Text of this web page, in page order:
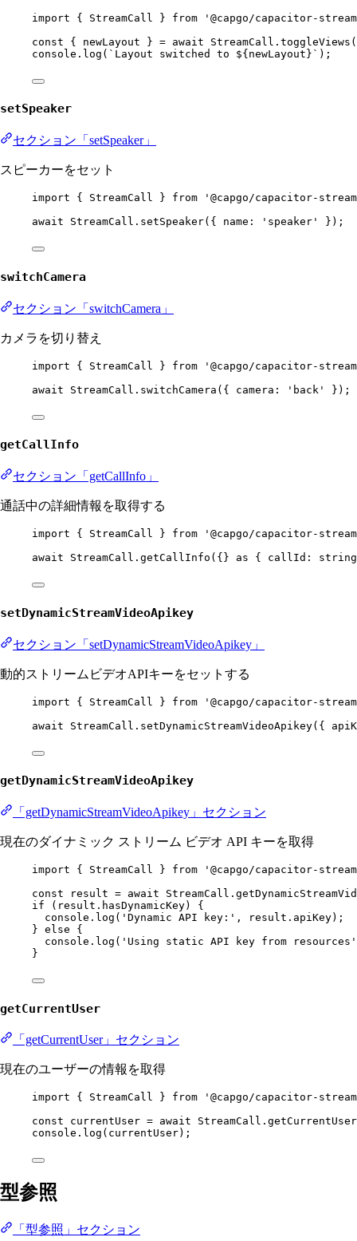
import { StreamCall } from
'@capgo/capacitor-
const { newLayout } = await StreamCall. toggleViews
console. log ( `Layout switched to ${ newLayout }` );
setSpeaker
セクション「setSpeaker」
スピーカーをセット
import { StreamCall } from
'@capgo/capacitor-
await StreamCall. setSpeaker({ name: 'speaker' });
switchCamera
セクション「switchCamera」
カメラを切り替え
import { StreamCall } from
'@capgo/capacitor-
await StreamCall. switchCamera ({ camera: 'back' });
getCallInfo
セクション「getCallInfo」
通話中の詳細情報を取得する
import { StreamCall } from
'@capgo/capacitor-
await StreamCall. getCallInfo ({} as { callId : string
setDynamicStreamVideoApikey
セクション「setDynamicStreamVideoApikey」
動的ストリームビデオAPIキーをセットする
import { StreamCall } from
'@capgo/capacitor-
await StreamCall. setDynamicStreamVideoApikey({
getDynamicStreamVideoApikey
「getDynamicStreamVideoApikey」セクション
現在のダイナミック ストリーム ビデオ API キーを取得
import { StreamCall } from
'@capgo/capacitor-
const
result = await StreamCall.
if (result.hasDynamicKey) {
console. log ( 'Dynamic API key:' , result.apiKey);
} else {
console. log ( 'Using static API key from resources'
}
getCurrentUser
「getCurrentUser」セクション
現在のユーザーの情報を取得
import { StreamCall } from
'@capgo/capacitor-
const
currentUser = await StreamCall. getCurrentUser
console. log (currentUser);
型参照
「型参照」セクション